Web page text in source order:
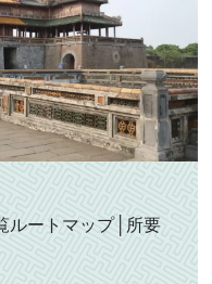
ルートマップ│所要